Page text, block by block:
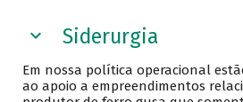
Siderurgia
Em nossa política operacional
ao apoio a empreendimentos